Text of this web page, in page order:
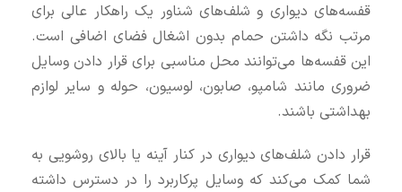
قفسه‌های دیواری و شلف‌های شناور یک راهکار عالی برای
مرتب نگه داشتن حمام بدون اشغال فضای اضافی است.
این قفسه‌ها می‌توانند محل مناسبی برای قرار دادن وسایل
ضروری مانند شامپو، صابون، لوسیون، حوله و سایر لوازم
بهداشتی باشند.
قرار دادن شلف‌های دیواری در کنار آینه یا بالای روشویی به
شما کمک می‌کند که وسایل پرکاربرد را در دسترس داشته